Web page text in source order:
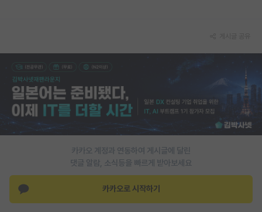
특수/전문대학원 게시판
반도체/AI 게시판
장학금/장학생 게시판
홍보 게시판
커리어
카카오 계정과 연동하여 게시글에 달린
댓글 알람, 소식등을 빠르게 받아보세요
카카오로 시작하기